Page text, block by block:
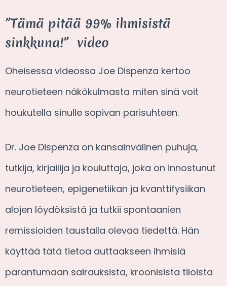
”Tämä pitää 99% ihmisistä
sinkkuna!” video
Oheisessa videossa Joe Dispenza kertoo
neurotieteen näkökulmasta miten sinä voit
houkutella sinulle sopivan parisuhteen.
Dr. Joe Dispenza on kansainvälinen puhuja,
tutkija, kirjailija ja kouluttaja, joka on innostunut
neurotieteen, epigenetiikan ja kvanttifysiikan
alojen löydöksistä ja tutkii spontaanien
remissioiden taustalla olevaa tiedettä. Hän
käyttää tätä tietoa auttaakseen ihmisiä
parantumaan sairauksista, kroonisista tiloista